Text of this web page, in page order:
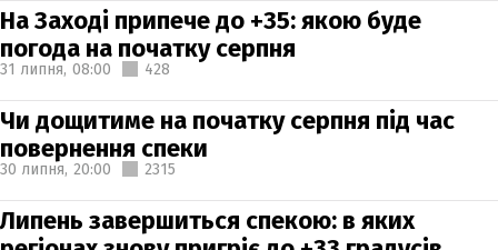
На Заході припече до +35: якою буде
погода на початку серпня
31 липня, 08:00 428
Чи дощитиме на початку серпня під час
повернення спеки
30 липня, 20:00 2315
Липень завершиться спекою: в яких